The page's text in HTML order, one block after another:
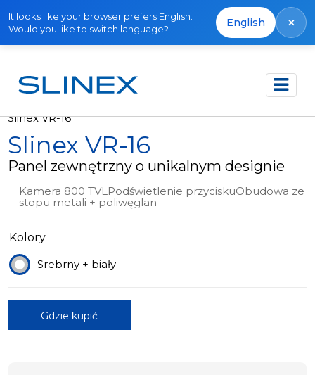
It looks like your browser prefers English.
Would you like to switch language?
English ×
Strona główna Produkty
Slinex VR-16
Slinex VR-16
Panel zewnętrzny o unikalnym designie
Kamera 800 TVLPodświetlenie przyciskuObudowa ze
stopu metali + poliwęglan
Kolory
Srebrny + biały
Gdzie kupić